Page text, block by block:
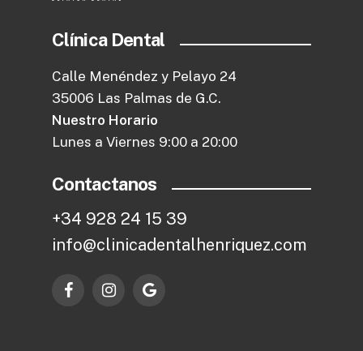
Clínica Dental
Calle Menéndez y Pelayo 24
35006 Las Palmas de G.C.
Nuestro Horario
Lunes a Viernes 9:00 a 20:00
Contactanos
+34 928 24 15 39
info@clinicadentalhenriquez.com